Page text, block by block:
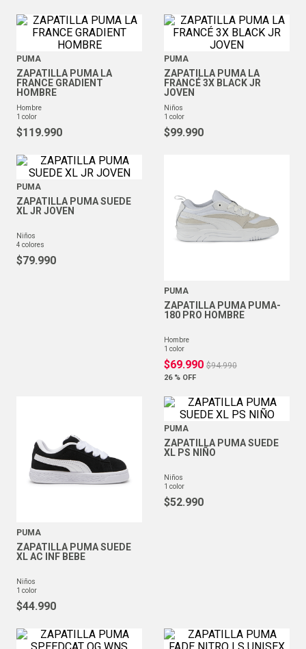
PUMA
ZAPATILLA PUMA LA
FRANCE GRADIENT
HOMBRE
hombre
1 color
$119.990
PUMA
ZAPATILLA PUMA LA
FRANCÉ 3X BLACK JR
JOVEN
niños
1 color
$99.990
PUMA
ZAPATILLA PUMA SUEDE
XL JR JOVEN
niños
4 colores
$79.990
PUMA
ZAPATILLA PUMA PUMA-
180 PRO HOMBRE
hombre
1 color
$69.990 $94.990
26 % OFF
PUMA
ZAPATILLA PUMA SUEDE
XL AC INF BEBE
niños
1 color
$44.990
PUMA
ZAPATILLA PUMA SUEDE
XL PS NIÑO
niños
1 color
$52.990